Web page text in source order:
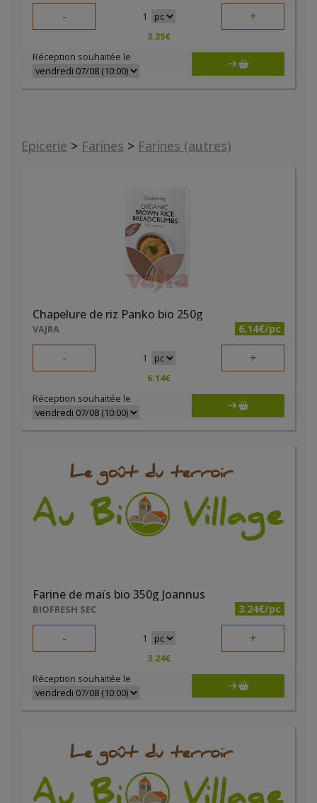
- 1 +
3.35€
Réception souhaitée le
Epicerie > Farines > Farines (autres)
Chapelure de riz Panko bio 250g
VAJRA 6.14€/pc
- 1 +
6.14€
Réception souhaitée le
Farine de maïs bio 350g Joannus
BIOFRESH SEC 3.24€/pc
- 1 +
3.24€
Réception souhaitée le